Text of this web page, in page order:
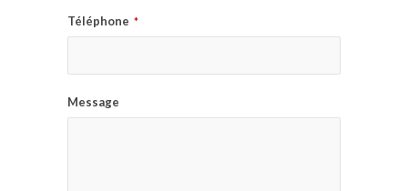
Téléphone *
Message